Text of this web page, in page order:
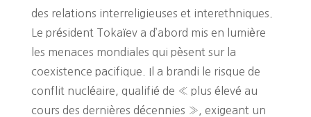
des relations interreligieuses et interethniques.
Le président Tokaïev a d’abord mis en lumière
les menaces mondiales qui pèsent sur la
coexistence pacifique. Il a brandi le risque de
conflit nucléaire, qualifié de « plus élevé au
cours des dernières décennies », exigeant un